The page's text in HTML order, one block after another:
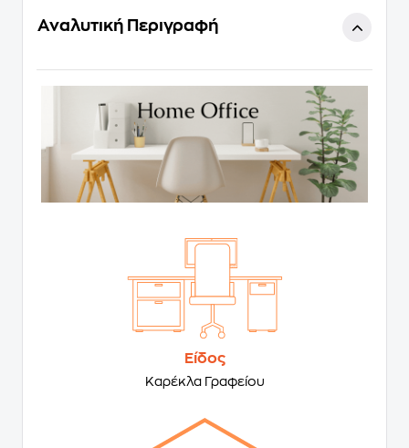
Αναλυτική Περιγραφή
Είδος
Καρέκλα Γραφείου